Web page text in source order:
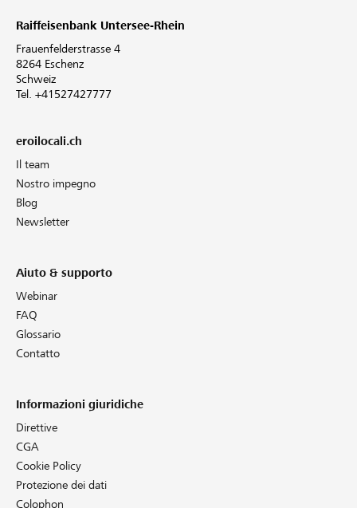
Raiffeisenbank Untersee-Rhein
Frauenfelderstrasse 4
8264 Eschenz
Schweiz
Tel. +41527427777
eroilocali.ch
Il team
Nostro impegno
Blog
Newsletter
Aiuto & supporto
Webinar
FAQ
Glossario
Contatto
Informazioni giuridiche
Direttive
CGA
Cookie Policy
Protezione dei dati
Colophon